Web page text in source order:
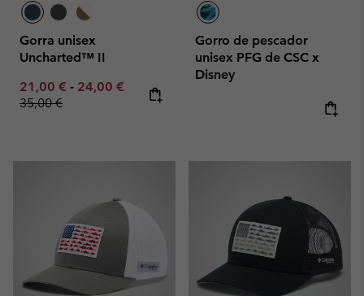
Gorra unisex
Uncharted™ II
Minimum sale price:
21,00 € - Maximum sale price:
24,00 € Regular price:
35,00 €
Gorro de pescador
unisex PFG de CSC x
Disney